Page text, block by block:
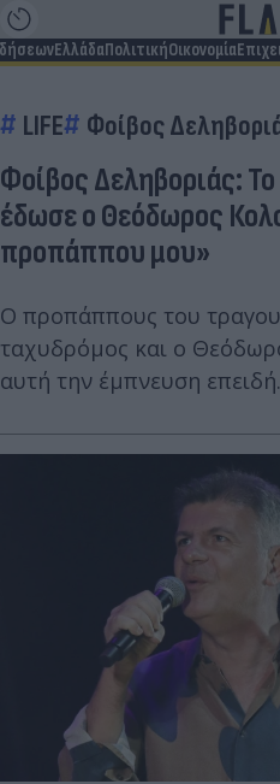
ΕλλάδαΠολιτικήΟικονομία
LIFE Φοίβος
Φοίβος Δεληβοριάς:
έδωσε ο Θεόδωρος
προπάππου μου»
Ο προπάππους του
ταχυδρόμος και ο
αυτή την έμπνευση